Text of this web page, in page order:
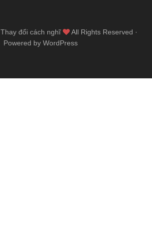
Thay đổi cách nghĩ
All Rights Reserved ·
Powered by WordPress